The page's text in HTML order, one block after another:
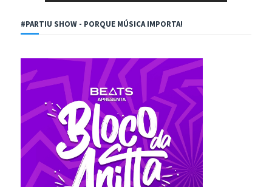
#PARTIU SHOW - PORQUE MÚSICA IMPORTA!